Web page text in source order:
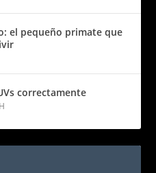
el pequeño primate que
correctamente